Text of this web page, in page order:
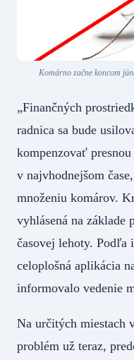
Komárno začne koncom
„Finančných
radnica sa bude
kompenzovať
v najvhodnejšom
množeniu komárov.
vyhlásená na základe
časovej lehoty. Podľa
celoplošná aplikácia
informovalo
Na určitých miestach
problém už teraz,